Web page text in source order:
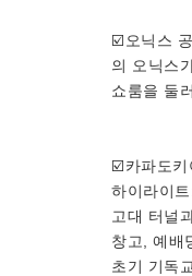
☑️오닉스
의 오닉스
쇼룸을 둘
☑️카파도키
하이라이
고대 터널
창고, 예배
초기 기독